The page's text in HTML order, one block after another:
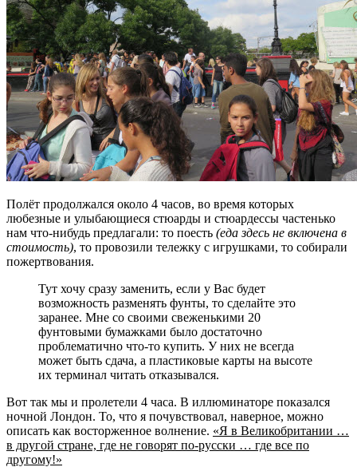
Полёт продолжался около 4 часов, во время которых
любезные и улыбающиеся стюарды и стюардессы частенько
нам что-нибудь предлагали: то поесть (еда здесь не включена в
стоимость), то провозили тележку с игрушками, то собирали
пожертвования.
Тут хочу сразу заменить, если у Вас будет
возможность разменять фунты, то сделайте это
заранее. Мне со своими свеженькими 20
фунтовыми бумажками было достаточно
проблематично что-то купить. У них не всегда
может быть сдача, а пластиковые карты на высоте
их терминал читать отказывался.
Вот так мы и пролетели 4 часа. В иллюминаторе показался
ночной Лондон. То, что я почувствовал, наверное, можно
описать как восторженное волнение. «Я в Великобритании …
в другой стране, где не говорят по-русски … где все по
другому!»